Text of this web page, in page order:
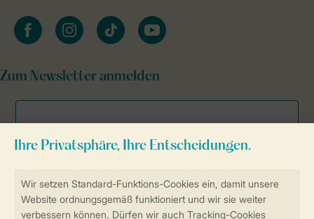
Sicher und schnell zur Online-Buchung
facebookinstagramtiktok youtube
Zum Newsletter anmelden